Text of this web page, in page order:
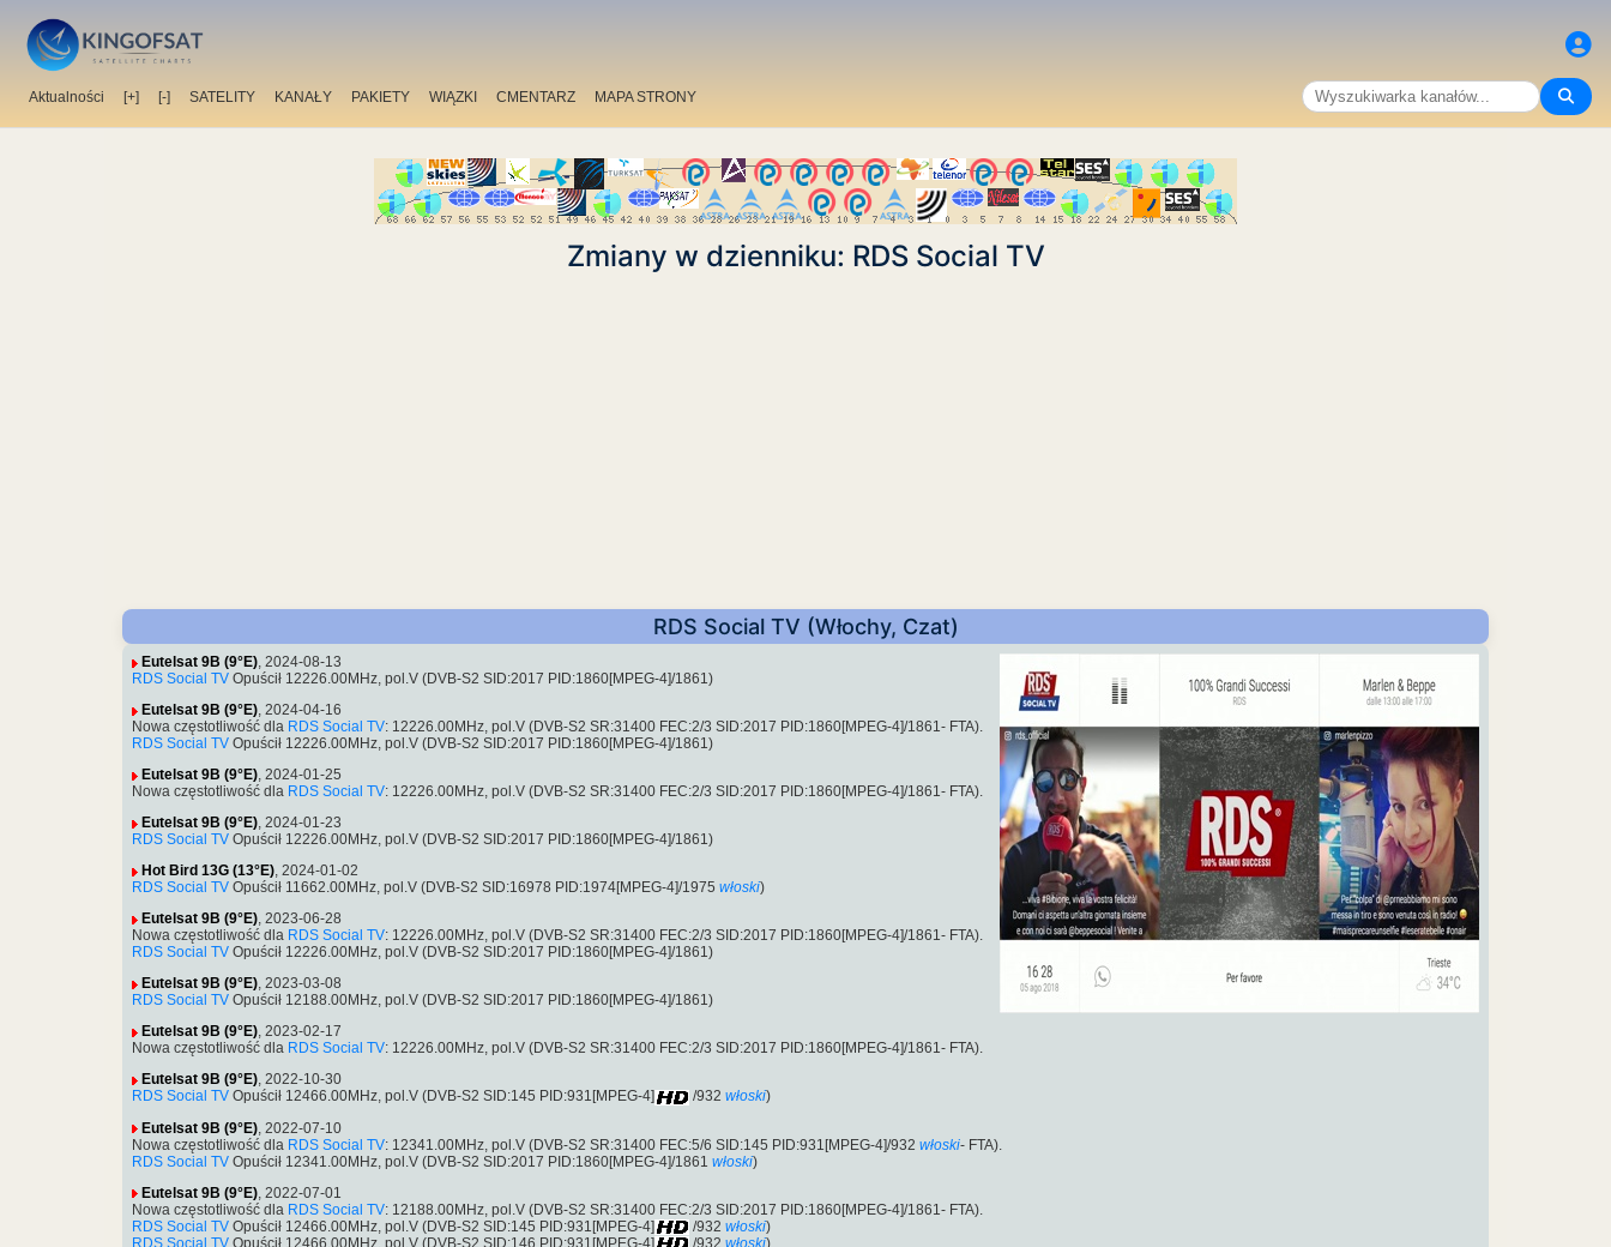
Aktualności [+] [-] SATELITY KANAŁY PAKIETY WIĄZKI CMENTARZ MAPA STRONY
Zmiany w dzienniku: RDS Social TV
RDS Social TV (Włochy, Czat)
Eutelsat 9B (9°E), 2024-08-13
RDS Social TV Opuścił 12226.00MHz, pol.V (DVB-S2 SID:2017 PID:1860[MPEG-4]/1861)
Eutelsat 9B (9°E), 2024-04-16
Nowa częstotliwość dla RDS Social TV: 12226.00MHz, pol.V (DVB-S2 SR:31400 FEC:2/3 SID:2017 PID:1860[MPEG-4]/1861- FTA).
RDS Social TV Opuścił 12226.00MHz, pol.V (DVB-S2 SID:2017 PID:1860[MPEG-4]/1861)
Eutelsat 9B (9°E), 2024-01-25
Nowa częstotliwość dla RDS Social TV: 12226.00MHz, pol.V (DVB-S2 SR:31400 FEC:2/3 SID:2017 PID:1860[MPEG-4]/1861- FTA).
Eutelsat 9B (9°E), 2024-01-23
RDS Social TV Opuścił 12226.00MHz, pol.V (DVB-S2 SID:2017 PID:1860[MPEG-4]/1861)
Hot Bird 13G (13°E), 2024-01-02
RDS Social TV Opuścił 11662.00MHz, pol.V (DVB-S2 SID:16978 PID:1974[MPEG-4]/1975 włoski)
Eutelsat 9B (9°E), 2023-06-28
Nowa częstotliwość dla RDS Social TV: 12226.00MHz, pol.V (DVB-S2 SR:31400 FEC:2/3 SID:2017 PID:1860[MPEG-4]/1861- FTA).
RDS Social TV Opuścił 12226.00MHz, pol.V (DVB-S2 SID:2017 PID:1860[MPEG-4]/1861)
Eutelsat 9B (9°E), 2023-03-08
RDS Social TV Opuścił 12188.00MHz, pol.V (DVB-S2 SID:2017 PID:1860[MPEG-4]/1861)
Eutelsat 9B (9°E), 2023-02-17
Nowa częstotliwość dla RDS Social TV: 12226.00MHz, pol.V (DVB-S2 SR:31400 FEC:2/3 SID:2017 PID:1860[MPEG-4]/1861- FTA).
Eutelsat 9B (9°E), 2022-10-30
RDS Social TV Opuścił 12466.00MHz, pol.V (DVB-S2 SID:145 PID:931[MPEG-4] /932 włoski)
Eutelsat 9B (9°E) , 2022-07-10
Nowa częstotliwość dla RDS Social TV: 12341.00MHz, pol.V (DVB-S2 SR:31400 FEC:5/6 SID:145 PID:931[MPEG-4]/932 włoski- FTA).
RDS Social TV Opuścił 12341.00MHz, pol.V (DVB-S2 SID:2017 PID:1860[MPEG-4]/1861 włoski)
Eutelsat 9B (9°E) , 2022-07-01
Nowa częstotliwość dla RDS Social TV: 12188.00MHz, pol.V (DVB-S2 SR:31400 FEC:2/3 SID:2017 PID:1860[MPEG-4]/1861- FTA).
RDS Social TV Opuścił 12466.00MHz, pol.V (DVB-S2 SID:145 PID:931[MPEG-4] /932 włoski)
RDS Social TV Opuścił 12466.00MHz, pol.V (DVB-S2 SID:146 PID:931[MPEG-4] /932 włoski)